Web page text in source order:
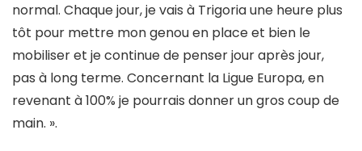
normal. Chaque jour, je vais à Trigoria une heure plus
tôt pour mettre mon genou en place et bien le
mobiliser et je continue de penser jour après jour,
pas à long terme. Concernant la Ligue Europa, en
revenant à 100% je pourrais donner un gros coup de
main. ».